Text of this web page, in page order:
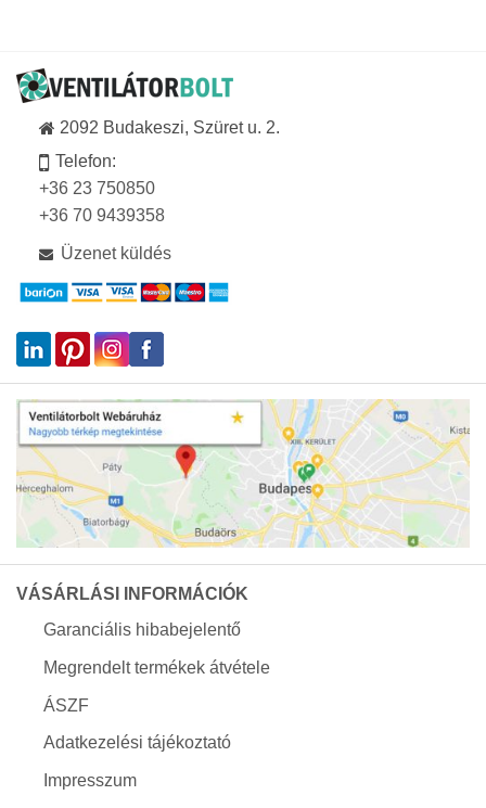
2092 Budakeszi, Szüret u. 2.
Telefon:
+36 23 750850
+36 70 9439358
Üzenet küldés
VÁSÁRLÁSI INFORMÁCIÓK
Garanciális hibabejelentő
Megrendelt termékek átvétele
ÁSZF
Adatkezelési tájékoztató
Impresszum